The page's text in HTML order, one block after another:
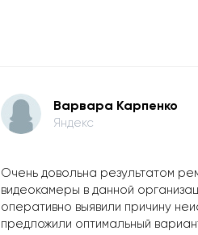
Варвара Карпенко
Яндекс
Очень довольна результатом
видеокамеры в данной
оперативно выявили причину
предложили оптимальный